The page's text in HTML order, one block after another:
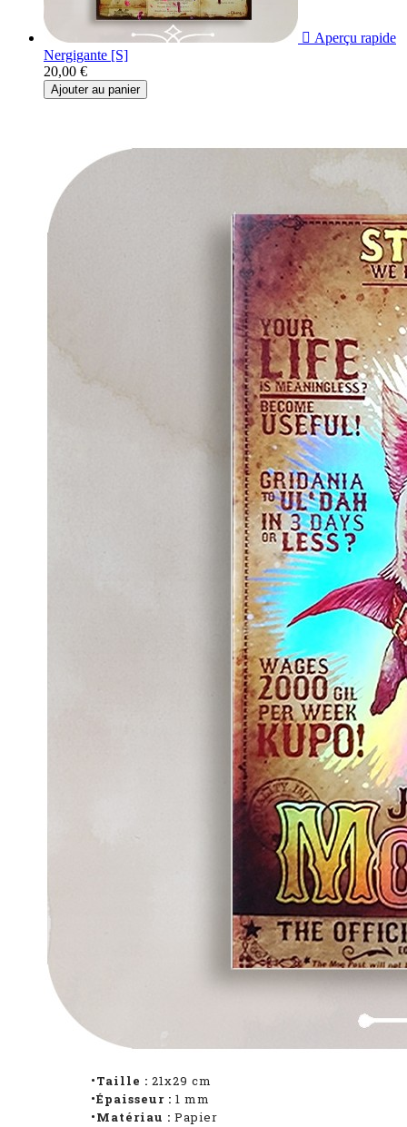
 Aperçu rapide
Nergigante [S]
20,00 €
Ajouter au panier
•Taille : 21x29 cm
•Épaisseur : 1 mm
•Matériau : Papier